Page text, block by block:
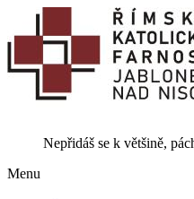
Nepřidáš se k většině,
Menu